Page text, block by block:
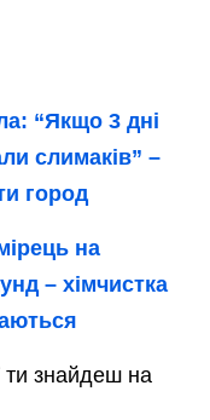
“Якщо 3 дні
слимаків” –
город
на
– хімчистка
ти знайдеш на